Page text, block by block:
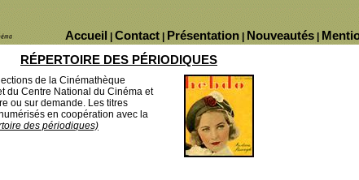
Nouveautés
Présentation
Contact
Accueil
RÉPERTOIRE DES PÉRIODIQUES
de la Cinémathèque
du Centre National du Cinéma et
ou sur demande. Les titres
en coopération avec la
des périodiques)